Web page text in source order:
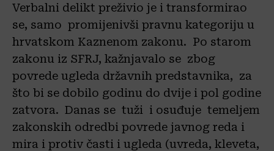
Verbalni delikt preživio je i transformirao
se, samo promijenivši pravnu kategoriju u
hrvatskom Kaznenom zakonu. Po starom
zakonu iz SFRJ, kažnjavalo se zbog
povrede ugleda državnih predstavnika, za
što bi se dobilo godinu do dvije i pol godine
zatvora. Danas se tuži i osuđuje temeljem
zakonskih odredbi povrede javnog reda i
mira i protiv časti i ugleda (uvreda, kleveta,